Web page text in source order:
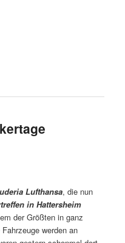
Lufthansa, die nun
in Hattersheim
der Größten in ganz
werden an